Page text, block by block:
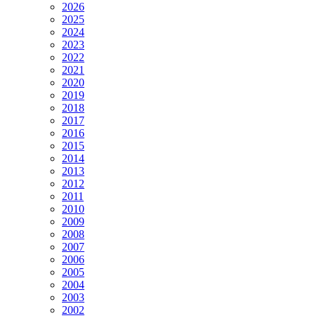
2026
2025
2024
2023
2022
2021
2020
2019
2018
2017
2016
2015
2014
2013
2012
2011
2010
2009
2008
2007
2006
2005
2004
2003
2002